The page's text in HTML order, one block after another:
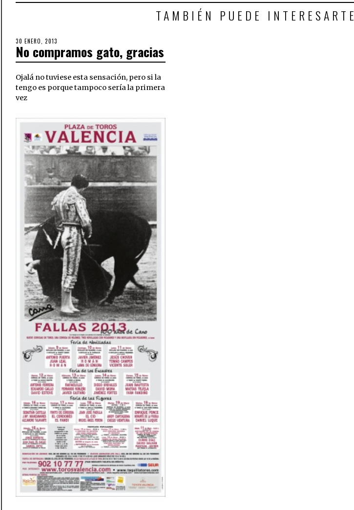
TAMBIÉN PUEDE INTERESARTE
POSTED
ON
30 ENERO, 2013
OCTUBRE,
2018
No compramos gato, gracias
Ojalá no tuviese esta sensación, pero si la
tengo es porque tampoco sería la primera
vez